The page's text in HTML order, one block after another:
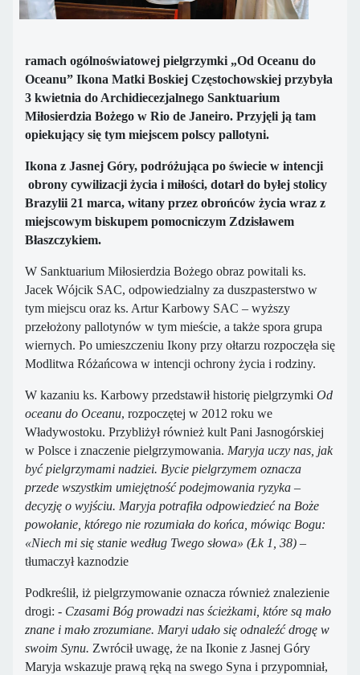
ramach ogólnoświatowej pielgrzymki „Od Oceanu do
Oceanu” Ikona Matki Boskiej Częstochowskiej przybyła
3 kwietnia do Archidiecezjalnego Sanktuarium
Miłosierdzia Bożego w Rio de Janeiro. Przyjęli ją tam
opiekujący się tym miejscem polscy pallotyni.
Ikona z Jasnej Góry, podróżująca po świecie w intencji
obrony cywilizacji życia i miłości, dotarł do byłej stolicy
Brazylii 21 marca, witany przez obrońców życia wraz z
miejscowym biskupem pomocniczym Zdzisławem
Błaszczykiem.
W Sanktuarium Miłosierdzia Bożego obraz powitali ks.
Jacek Wójcik SAC, odpowiedzialny za duszpasterstwo w
tym miejscu oraz ks. Artur Karbowy SAC – wyższy
przełożony pallotynów w tym mieście, a także spora grupa
wiernych. Po umieszczeniu Ikony przy ołtarzu rozpoczęła się
Modlitwa Różańcowa w intencji ochrony życia i rodziny.
W kazaniu ks. Karbowy przedstawił historię pielgrzymki Od
oceanu do Oceanu, rozpoczętej w 2012 roku we
Władywostoku. Przybliżył również kult Pani Jasnogórskiej
w Polsce i znaczenie pielgrzymowania. Maryja uczy nas, jak
być pielgrzymami nadziei. Bycie pielgrzymem oznacza
przede wszystkim umiejętność podejmowania ryzyka –
decyzję o wyjściu. Maryja potrafiła odpowiedzieć na Boże
powołanie, którego nie rozumiała do końca, mówiąc Bogu:
«Niech mi się stanie według Twego słowa» (Łk 1, 38) –
tłumaczył kaznodzie
Podkreślił, iż pielgrzymowanie oznacza również znalezienie
drogi: - Czasami Bóg prowadzi nas ścieżkami, które są mało
znane i mało zrozumiane. Maryi udało się odnaleźć drogę w
swoim Synu. Zwrócił uwagę, że na Ikonie z Jasnej Góry
Maryja wskazuje prawą ręką na swego Syna i przypomniał,